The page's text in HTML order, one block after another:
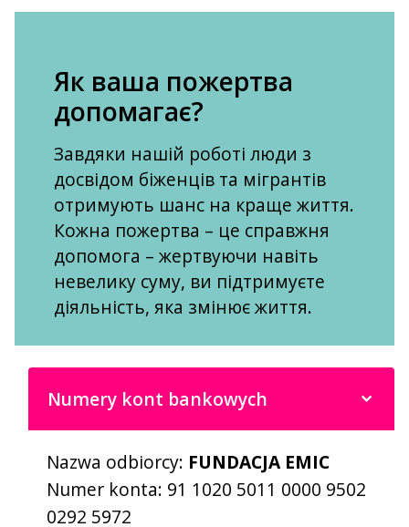
Як ваша пожертва
допомагає?
Завдяки нашій роботі люди з
досвідом біженців та мігрантів
отримують шанс на краще життя.
Кожна пожертва – це справжня
допомога – жертвуючи навіть
невелику суму, ви підтримуєте
діяльність, яка змінює життя.
Numery kont bankowych
Nazwa odbiorcy: FUNDACJA EMIC
Numer konta: 91 1020 5011 0000 9502
0292 5972